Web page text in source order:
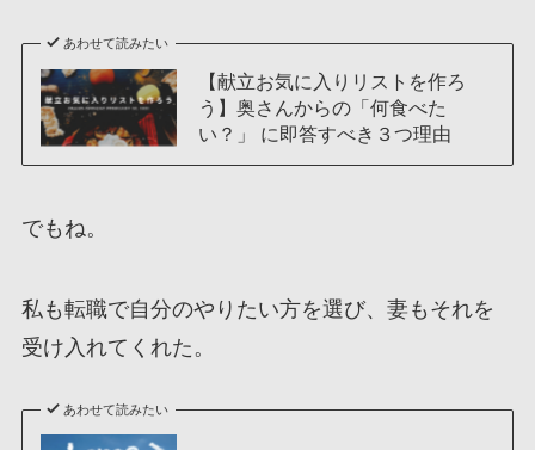
あわせて読みたい
【献立お気に入りリストを作ろ
う】奥さんからの「何食べた
い？」 に即答すべき３つ理由
でもね。
私も転職で自分のやりたい方を選び、妻もそれを
受け入れてくれた。
あわせて読みたい